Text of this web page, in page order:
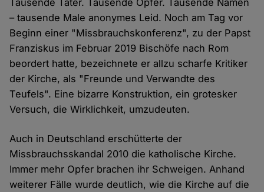
Tausende Täter. Tausende Opfer. Tausende Namen
– tausende Male anonymes Leid. Noch am Tag vor
Beginn einer "Missbrauchskonferenz", zu der Papst
Franziskus im Februar 2019 Bischöfe nach Rom
beordert hatte, bezeichnete er allzu scharfe Kritiker
der Kirche, als "Freunde und Verwandte des
Teufels". Eine bizarre Konstruktion, ein grotesker
Versuch, die Wirklichkeit, umzudeuten.
Auch in Deutschland erschütterte der
Missbrauchsskandal 2010 die katholische Kirche.
Immer mehr Opfer brachen ihr Schweigen. Anhand
weiterer Fälle wurde deutlich, wie die Kirche auf die